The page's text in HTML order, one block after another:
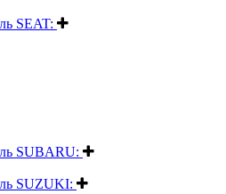
SEAT:
SUBARU:
SUZUKI: